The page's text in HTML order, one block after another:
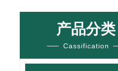
产品分类
Cassification